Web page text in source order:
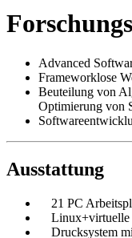
Advanced
Frameworklose
Beuteilung von
Optimierung von
Ausstattung
21 PC
Linux+virtuelle
Drucksystem